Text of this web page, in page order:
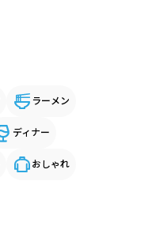
ラーメン
ディナー
おしゃれ